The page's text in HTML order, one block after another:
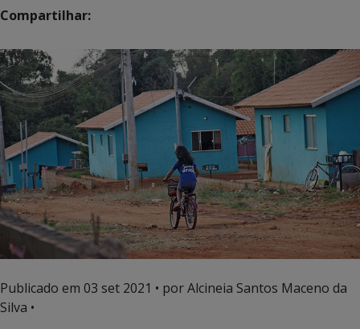
Compartilhar:
Publicado em 03 set 2021 • por Alcineia Santos Maceno da
Silva •